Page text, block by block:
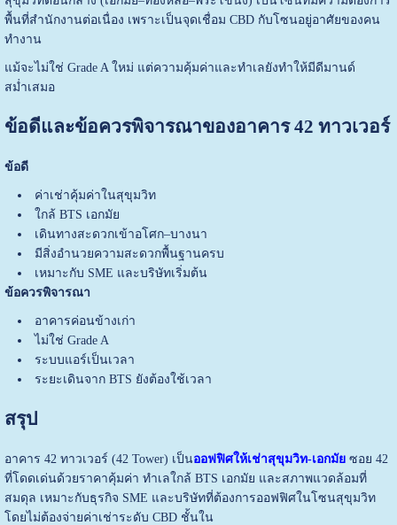
พื้นที่สำนักงานต่อเนื่อง เพราะเป็นจุดเชื่อม CBD กับโซนอยู่อาศัยของคน
ทำงาน
แม้จะไม่ใช่ Grade A ใหม่ แต่ความคุ้มค่าและทำเลยังทำให้มีดีมานด์
สม่ำเสมอ
ข้อดีและข้อควรพิจารณาของอาคาร 42 ทาวเวอร์
ข้อดี
ค่าเช่าคุ้มค่าในสุขุมวิท
ใกล้ BTS เอกมัย
เดินทางสะดวกเข้าอโศก–บางนา
มีสิ่งอำนวยความสะดวกพื้นฐานครบ
เหมาะกับ SME และบริษัทเริ่มต้น
ข้อควรพิจารณา
อาคารค่อนข้างเก่า
ไม่ใช่ Grade A
ระบบแอร์เป็นเวลา
ระยะเดินจาก BTS ยังต้องใช้เวลา
สรุป
อาคาร 42 ทาวเวอร์ (42 Tower) เป็นออฟฟิศให้เช่าสุขุมวิท-เอกมัยซอย 42
ที่โดดเด่นด้วยราคาคุ้มค่า ทำเลใกล้ BTS เอกมัย และสภาพแวดล้อมที่
สมดุล เหมาะกับธุรกิจ SME และบริษัทที่ต้องการออฟฟิศในโซนสุขุมวิท
โดยไม่ต้องจ่ายค่าเช่าระดับ CBD ชั้นใน